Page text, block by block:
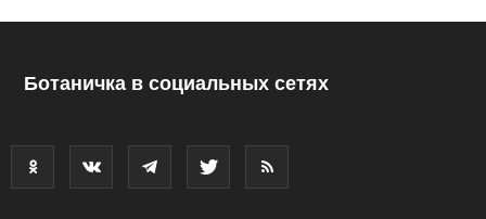
Ботаничка в социальных сетях